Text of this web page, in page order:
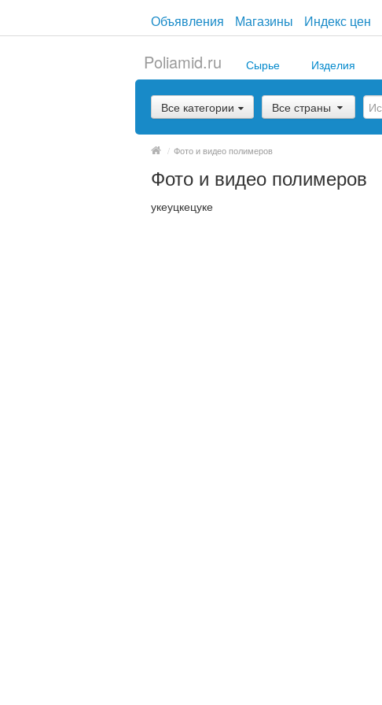
Объявления Магазины Индекс цен
Poliamid.ru Сырье Изделия
Все категории Все страны
/ Фото и видео полимеров
Фото и видео полимеров
укеуцкецуке